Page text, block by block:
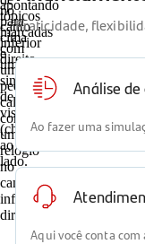
Praticidade,
Análise
Ao fazer uma
Aqui você conta